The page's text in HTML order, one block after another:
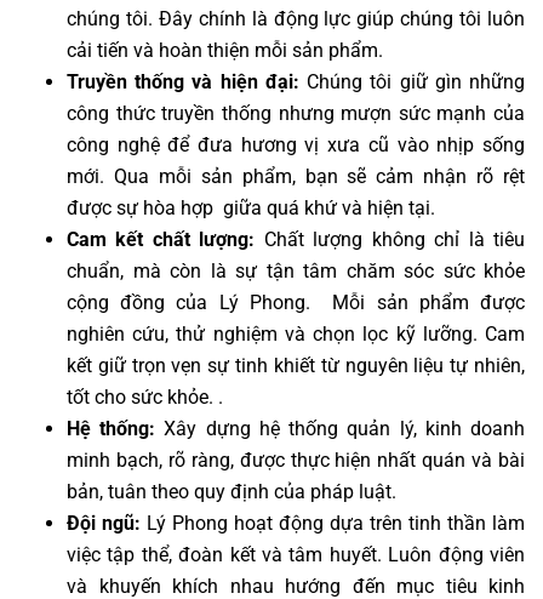
chúng tôi. Đây chính là động lực giúp chúng tôi luôn
cải tiến và hoàn thiện mỗi sản phẩm.
Truyền thống và hiện đại: Chúng tôi giữ gìn những
công thức truyền thống nhưng mượn sức mạnh của
công nghệ để đưa hương vị xưa cũ vào nhịp sống
mới. Qua mỗi sản phẩm, bạn sẽ cảm nhận rõ rệt
được sự hòa hợp giữa quá khứ và hiện tại.
Cam kết chất lượng: Chất lượng không chỉ là tiêu
chuẩn, mà còn là sự tận tâm chăm sóc sức khỏe
cộng đồng của Lý Phong. Mỗi sản phẩm được
nghiên cứu, thử nghiệm và chọn lọc kỹ lưỡng. Cam
kết giữ trọn vẹn sự tinh khiết từ nguyên liệu tự nhiên,
tốt cho sức khỏe. .
Hệ thống: Xây dựng hệ thống quản lý, kinh doanh
minh bạch, rõ ràng, được thực hiện nhất quán và bài
bản, tuân theo quy định của pháp luật.
Đội ngũ: Lý Phong hoạt động dựa trên tinh thần làm
việc tập thể, đoàn kết và tâm huyết. Luôn động viên
và khuyến khích nhau hướng đến mục tiêu kinh